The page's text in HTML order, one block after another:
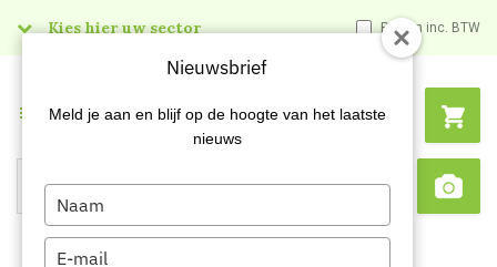
Kies hier uw sector Prijzen inc. BTW
Search
Menu
Nieuwsbrief
Meld je aan en blijf op de hoogte van het laatste
nieuws
Type
your
name
Type